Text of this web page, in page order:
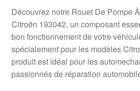
Livraison internationale
Mon compte
Paiements
Découvrez notre Rouet De Pompe
Citroën 193042, un composant
bon fonctionnement de votre
spécialement pour les modèles
produit est idéal pour les
passionnés de réparation